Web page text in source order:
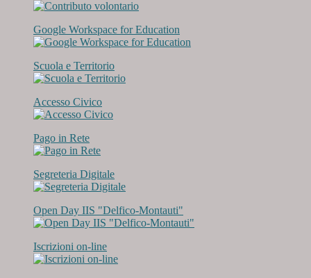
Google Workspace for Education
Scuola e Territorio
Accesso Civico
Pago in Rete
Segreteria Digitale
Open Day IIS "Delfico-Montauti"
Iscrizioni on-line